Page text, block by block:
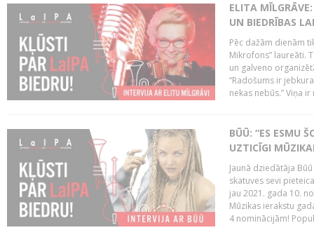
ELITA
UN BIEDRĪBAS
Pēc dažām dienām
Mikrofons” laureāti.
un galveno
“Radošums ir
nekas nebūs.” Viņa ir
BŪŪ: “ES ESMU
UZTICĪGI
Jaunā dziedātāja
skatuves sevi
jau 2021. gada 10.
Mūzikas ierakstu
4 nominācijām!